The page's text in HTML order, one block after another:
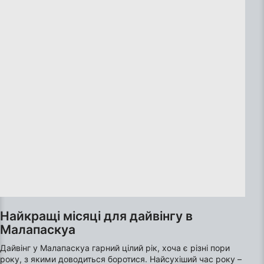
Найкращі місяці для дайвінгу в
Малапаскуа
Дайвінг у Малапаскуа гарний цілий рік, хоча є різні пори
року, з якими доводиться боротися. Найсухіший час року –
Functional
Advertising